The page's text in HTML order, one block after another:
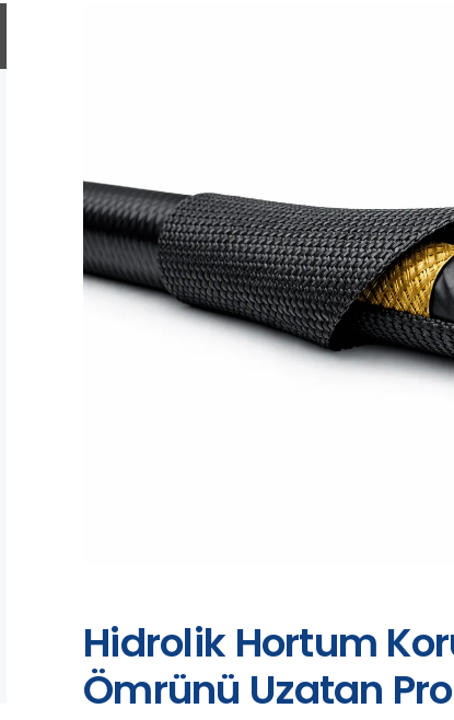
Hidrolik Hortum
Ömrünü Uzatan